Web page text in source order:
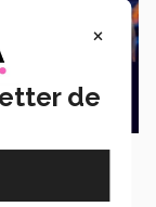
de
en mitec
×
de